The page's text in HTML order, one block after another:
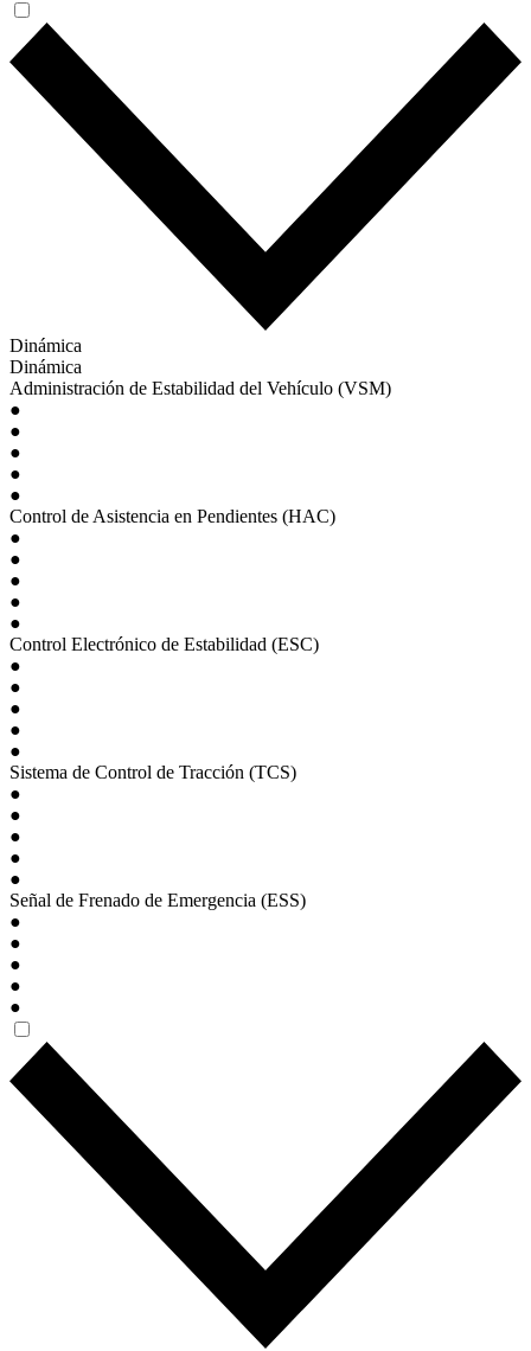
Dinámica
Dinámica
Administración de Estabilidad del Vehículo (VSM)
●
●
●
●
●
Control de Asistencia en Pendientes (HAC)
●
●
●
●
●
Control Electrónico de Estabilidad (ESC)
●
●
●
●
●
Sistema de Control de Tracción (TCS)
●
●
●
●
●
Señal de Frenado de Emergencia (ESS)
●
●
●
●
●